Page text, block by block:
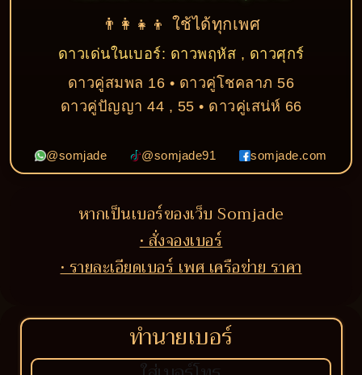
👨‍👩‍👧‍👦 ใช้ได้ทุกเพศ
ดาวเด่นในเบอร์: ดาวพฤหัส , ดาวศุกร์
ดาวคู่สมพล 16 • ดาวคู่โชคลาภ 56
ดาวคู่ปัญญา 44 , 55 • ดาวคู่เสน่ห์ 66
@somjade @somjade91 somjade.com
หากเป็นเบอร์ของเว็บ Somjade
• สั่งจองเบอร์
• รายละเอียดเบอร์ เพศ เครือข่าย ราคา
ทำนายเบอร์